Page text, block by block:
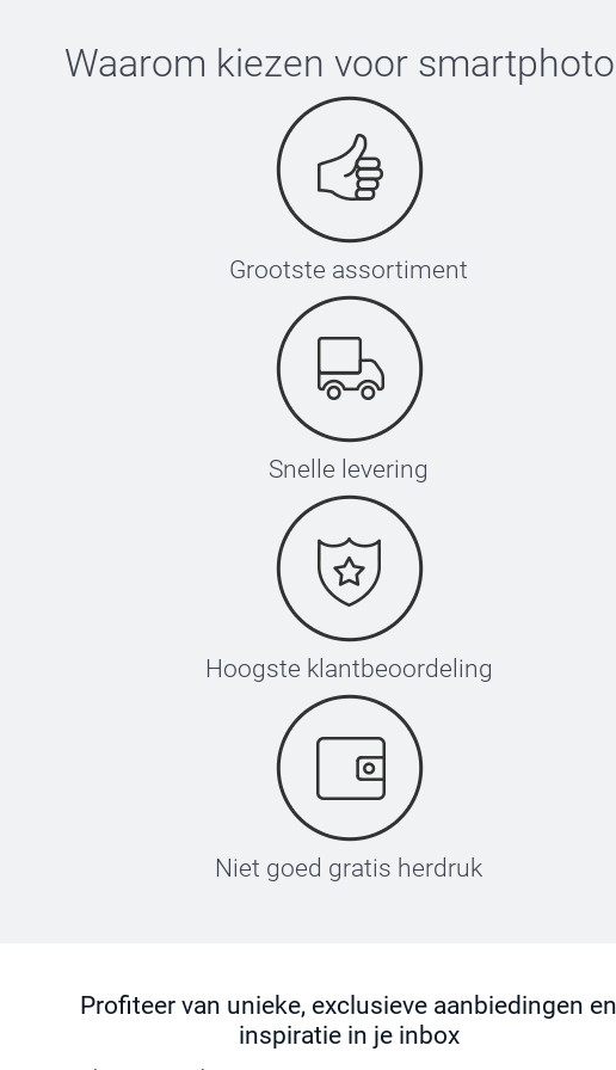
Waarom kiezen voor smartphoto
Grootste assortiment
Snelle levering
Hoogste klantbeoordeling
Niet goed gratis herdruk
Profiteer van unieke, exclusieve aanbiedingen en
inspiratie in je inbox